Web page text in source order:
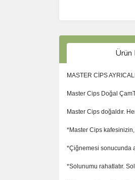
Ürün
MASTER CİPS
Master Cips Doğal
Master Cips doğaldır.
*Master Cips kafesinizin,
*Çiğnemesi sonucunda
*Solunumu rahatlatır.